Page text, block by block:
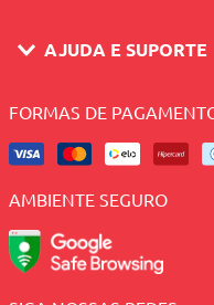
AJUDA E SUPORTE
FORMAS DE
AMBIENTE SEGURO